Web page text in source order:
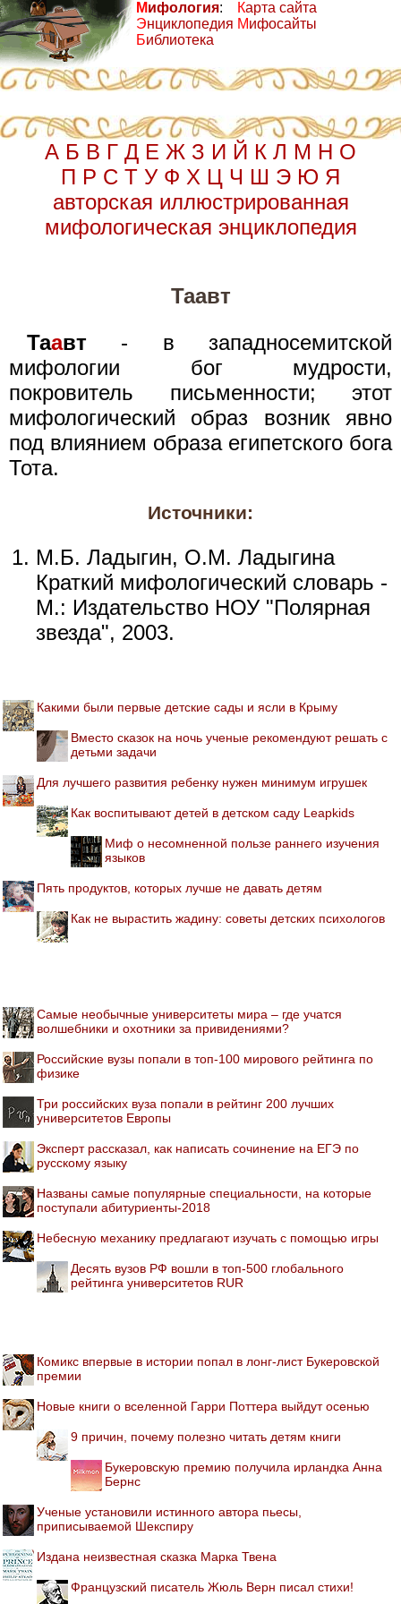
Мифология:
Энциклопедия
Библиотека
Карта сайта
Мифосайты
А Б В Г Д Е Ж З И Й К Л М Н О
П Р С Т У Ф Х Ц Ч Ш Э Ю Я
авторская иллюстрированная
мифологическая энциклопедия
Таавт
Таавт - в западносемитской
мифологии бог мудрости,
покровитель письменности; этот
мифологический образ возник явно
под влиянием образа египетского бога
Тота.
Источники:
М.Б. Ладыгин, О.М. Ладыгина
Краткий мифологический словарь -
М.: Издательство НОУ "Полярная
звезда", 2003.
Какими были первые детские сады и ясли в Крыму
Вместо сказок на ночь ученые рекомендуют решать с
детьми задачи
Для лучшего развития ребенку нужен минимум игрушек
Как воспитывают детей в детском саду Leapkids
Миф о несомненной пользе раннего изучения
языков
Пять продуктов, которых лучше не давать детям
Как не вырастить жадину: советы детских психологов
Самые необычные университеты мира – где учатся
волшебники и охотники за привидениями?
Российские вузы попали в топ-100 мирового рейтинга по
физике
Три российских вуза попали в рейтинг 200 лучших
университетов Европы
Эксперт рассказал, как написать сочинение на ЕГЭ по
русскому языку
Названы самые популярные специальности, на которые
поступали абитуриенты-2018
Небесную механику предлагают изучать с помощью игры
Десять вузов РФ вошли в топ-500 глобального
рейтинга университетов RUR
Комикс впервые в истории попал в лонг-лист Букеровской
премии
Новые книги о вселенной Гарри Поттера выйдут осенью
9 причин, почему полезно читать детям книги
Букеровскую премию получила ирландка Анна
Бернс
Ученые установили истинного автора пьесы,
приписываемой Шекспиру
Издана неизвестная сказка Марка Твена
Французский писатель Жюль Верн писал стихи!